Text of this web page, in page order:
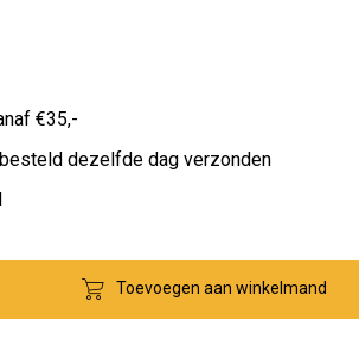
€35,-
dezelfde dag verzonden
Toevoegen aan winkelmand